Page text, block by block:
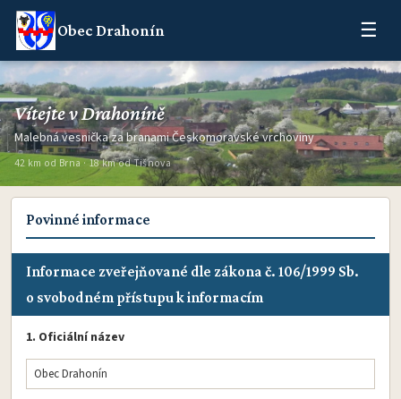
Obec Drahonín ☰
Vítejte v Drahoníně
Malebná vesnička za branami Českomoravské vrchoviny
42 km od Brna · 18 km od Tišnova
Povinné informace
Informace zveřejňované dle zákona č. 106/1999 Sb.
o svobodném přístupu k informacím
1. Oficiální název
Obec Drahonín